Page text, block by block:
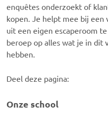
enquêtes onderzoekt of
kopen. Je helpt mee bij een
uit een eigen escaperoom
beroep op alles wat je in dit
hebben.
Deel deze pagina:
Onze school